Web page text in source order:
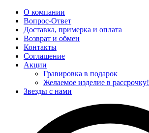
О компании
Вопрос-Ответ
Доставка, примерка и оплата
Возврат и обмен
Контакты
Соглашение
Акции
Гравировка в подарок
Желаемое изделие в рассрочку!
Звезды с нами